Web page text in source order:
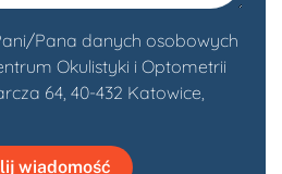
Pana danych osobowych
Okulistyki i Optometrii
64, 40-432 Katowice,
wiadomość